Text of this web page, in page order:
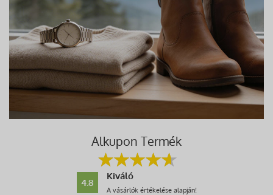
Alkupon Termék
4.8
Kiváló
A vásárlók értékelése alapján!